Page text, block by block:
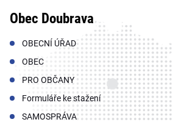
Obec Doubrava
OBECNÍ ÚŘAD
OBEC
PRO OBČANY
Formuláře ke stažení
SAMOSPRÁVA